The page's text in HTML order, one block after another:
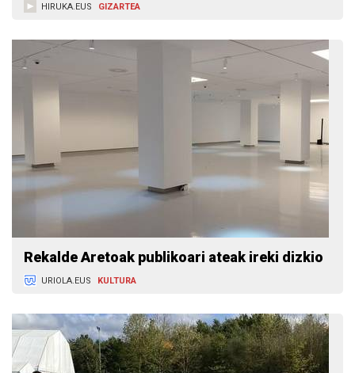
HIRUKA.EUS GIZARTEA
Rekalde Aretoak publikoari ateak ireki dizkio
URIOLA.EUS KULTURA